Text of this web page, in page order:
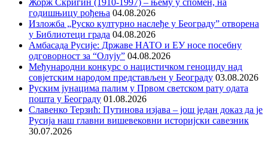
Жорж Скригин (1910-1997) – њему у спомен, на
годишњицу рођења 04.08.2026
Изложба „Руско културно наслеђе у Београду” отворена
у Библиотеци града 04.08.2026
Амбасада Русије: Државе НАТО и ЕУ носе посебну
одговорност за “Олују” 04.08.2026
Међународни конкурс о нацистичком геноциду над
совјетским народом представљен у Београду 03.08.2026
Руским јунацима палим у Првом светском рату одата
пошта у Београду 01.08.2026
Славенко Терзић: Путинова изјава – још један доказ да је
Русија наш главни вишевековни историјски савезник
30.07.2026